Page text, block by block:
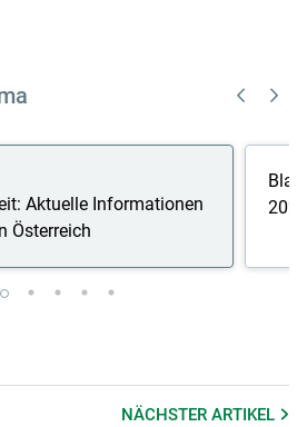
Aktuelle Informationen
Österreich
NÄCHSTERARTIKEL